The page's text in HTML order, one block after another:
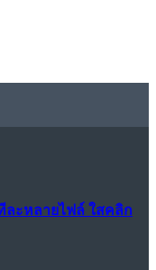
ละหลายไฟล์ ใสคลิก